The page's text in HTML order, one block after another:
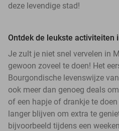
deze levendige stad!
Ontdek de leukste activiteiten
Je zult je niet snel vervelen in
gewoon zoveel te doen! Het
Bourgondische levenswijze
ook meer dan genoeg deals
of een hapje of drankje te
langer blijven om extra te
bijvoorbeeld tijdens een